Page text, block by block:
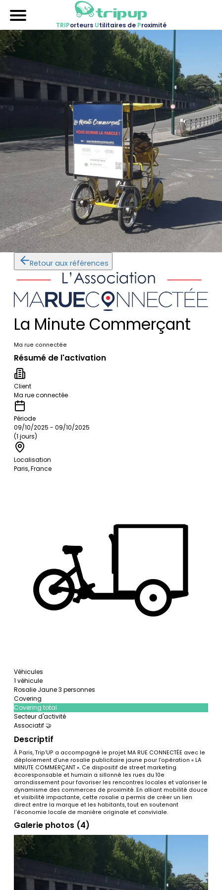
TRIPorteurs Utilitaires de Proximité
Accueil
Nos véhicules
Références
Sur-mesure
Mariages
Blog
FAQ
A propos
Contactez-nous !
Retour aux références
La Minute Commerçant
Ma rue connectée
Résumé de l'activation
Client
Ma rue connectée
Période
09/10/2025 - 09/10/2025
(1 jours)
Localisation
Paris, France
Véhicules
1 véhicule
Rosalie Jaune 3 personnes
Covering
Covering total
Secteur d'activité
Associatif 🤝
Descriptif
À Paris, Trip’UP a accompagné le projet MA RUE CONNECTÉE avec le
déploiement d’une rosalie publicitaire jaune pour l’opération « LA
MINUTE COMMERÇANT ». Ce dispositif de street marketing
écoresponsable et humain a sillonné les rues du 10e
arrondissement pour favoriser les rencontres locales et valoriser le
dynamisme des commerces de proximité. En alliant mobilité douce
et visibilité impactante, cette rosalie a permis de créer un lien
direct entre la marque et les habitants, tout en soutenant
l'économie locale de manière originale et conviviale.
Galerie photos (4)